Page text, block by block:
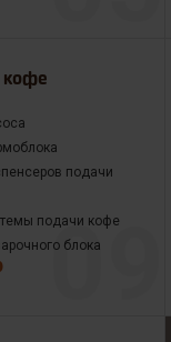
кофе
подачи
подачи кофе
блока